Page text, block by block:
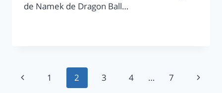
de Namek de Dragon Ball…
1 2 3 4 … 7